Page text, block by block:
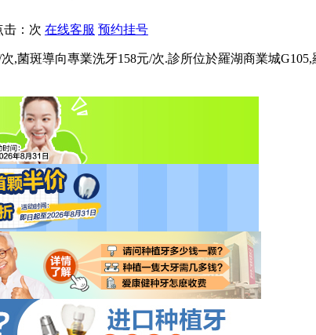
击： 次 在线客服 预约挂号
,菌斑導向專業洗牙158元/次.診所位於羅湖商業城